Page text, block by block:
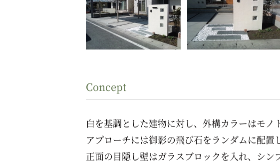
Concept
白を基調とした建物に対し、外構カラーはモノ
アプローチには御影の飛び石をランダムに配置
正面の目隠し壁はガラスブロックを入れ、シン